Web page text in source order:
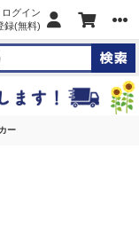
ログイン
録(無料)
ー